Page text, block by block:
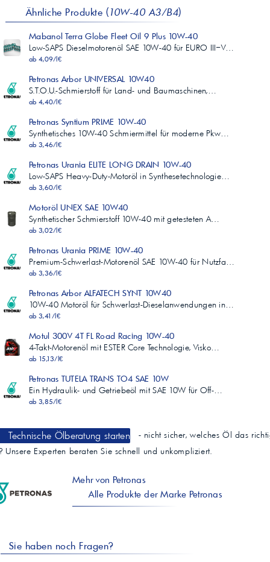
Ähnliche Produkte ( 10W-40 A3/B4)
Mabanol Terra Globe Fleet Oil 9 Plus 10W-40
Low-SAPS Dieselmotorenöl SAE 10W-40 für EURO III–V…
ab 4,09/l€
Petronas Arbor UNIVERSAL 10W40
S.T.O.U.-Schmierstoff für Land- und Baumaschinen,…
ab 4,40/l€
Petronas Syntium PRIME 10W-40
Synthetisches 10W-40 Schmiermittel für moderne Pkw…
ab 3,46/l€
Petronas Urania ELITE LONG DRAIN 10W-40
Low-SAPS Heavy-Duty-Motoröl in Synthesetechnologie…
ab 3,60/l€
Motoröl UNEX SAE 10W40
Synthetischer Schmierstoff 10W-40 mit getesteten A…
ab 3,02/l€
Petronas Urania PRIME 10W-40
Premium-Schwerlast-Motorenöl SAE 10W-40 für Nutzfa…
ab 3,36/l€
Petronas Arbor ALFATECH SYNT 10W40
10W-40 Motoröl für Schwerlast-Dieselanwendungen in…
ab 3,41/l€
Motul 300V 4T FL Road Racing 10W-40
4-Takt-Motorenöl mit ESTER Core Technologie, Visko…
ab 15,13/l€
Petronas TUTELA TRANS TO4 SAE 10W
Ein Hydraulik- und Getriebeöl mit SAE 10W für Off-…
ab 3,85/l€
Technische Ölberatung starten
- nicht sicher, welches Öl das
Unsere Experten beraten Sie schnell und unkompliziert.
Mehr von Petronas
Alle Produkte der Marke Petronas
Sie haben noch Fragen?